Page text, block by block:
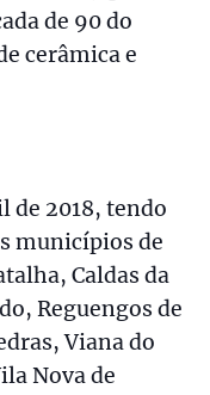
de 90 do
cerâmica e
de 2018, tendo
municípios de
Caldas da
Reguengos de
Viana do
Nova de